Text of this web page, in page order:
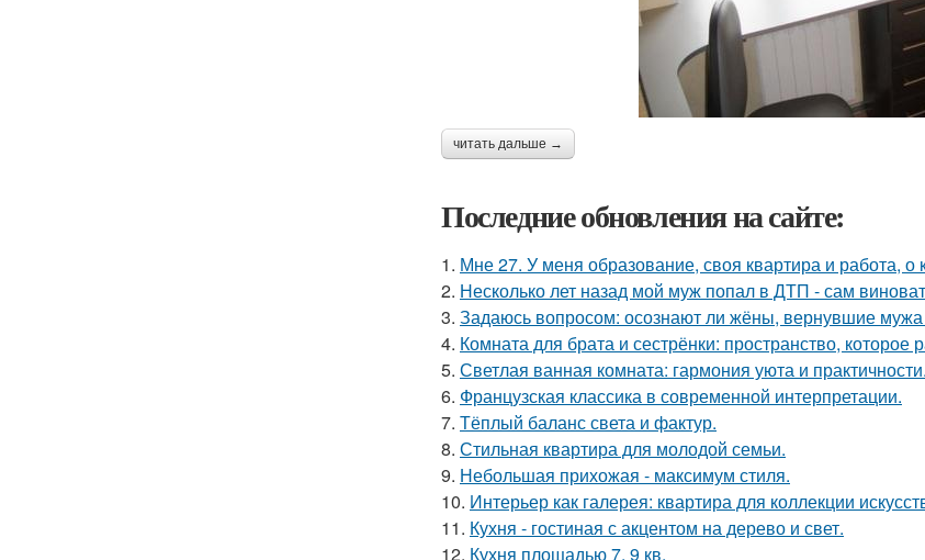
читать дальше →
Последние обновления на сайте:
1. Мне 27. У меня образование, своя квартира и работа, о
2. Несколько лет назад мой муж попал в ДТП - сам
3. Задаюсь вопросом: осознают ли жёны, вернувшие мужа
4. Комната для брата и сестрёнки: пространство, которое
5. Светлая ванная комната: гармония уюта и практичности.
6. Французская классика в современной интерпретации.
7. Тёплый баланс света и фактур.
8. Стильная квартира для молодой семьи.
9. Небольшая прихожая - максимум стиля.
10. Интерьер как галерея: квартира для коллекции
11. Кухня - гостиная с акцентом на дерево и свет.
12. Кухня площадью 7, 9 кв.